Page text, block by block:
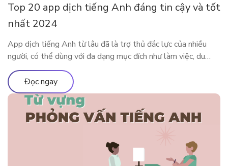
Top 20 app dịch tiếng Anh đáng tin cậy và tốt
nhất 2024
App dịch tiếng Anh từ lâu đã là trợ thủ đắc lực của nhiều
người, có thể dùng với đa dạng mục đích như làm việc, du
lịch, học tập,… Cùng tìm hiểu 20 app dịch tiếng Anh tiện lợi
và phổ biến nhất tại đây nhé. Ưu nhược điểm của việc sử
dụng app […]
Đọc ngay